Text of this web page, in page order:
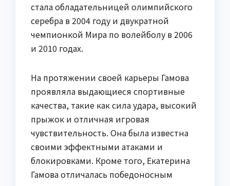
стала обладательницей олимпийского
серебра в 2004 году и двукратной
чемпионкой Мира по волейболу в 2006
и 2010 годах.
На протяжении своей карьеры Гамова
проявляла выдающиеся спортивные
качества, такие как сила удара, высокий
прыжок и отличная игровая
чувствительность. Она была известна
своими эффектными атаками и
блокировками. Кроме того, Екатерина
Гамова отличалась победоносным